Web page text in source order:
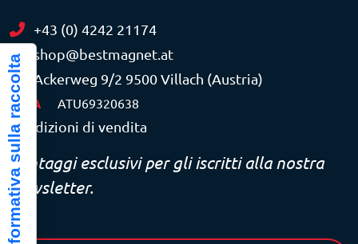
+43 (0) 4242 21174
shop@bestmagnet.at
Ackerweg 9/2 9500 Villach (Austria)
P.IVA ATU69320638
Condizioni di vendita
Vantaggi esclusivi per gli iscritti alla nostra
newsletter.
Informativa sulla raccolta